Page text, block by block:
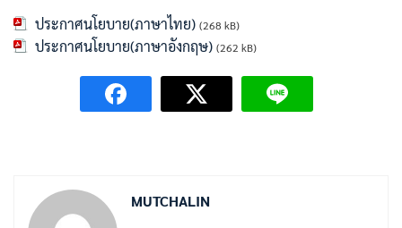
ประกาศนโยบาย(ภาษาไทย) (268 kB)
ประกาศนโยบาย(ภาษาอังกฤษ) (262 kB)
MUTCHALIN